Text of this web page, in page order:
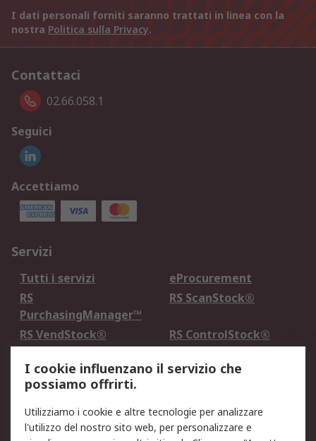
I dati personali forniti saranno trattati in linea con la
nostra Politica sulla Privacy.
Contattaci
02.66.058.1
Seguici
Accettiamo
Servizi
Tutti i servizi
eProcurement
RS
PurchasingManager™
RS ScanStock®
RS VendStock®
RS ControlStock®
Legale
Informativa Cookie
Informativa Privacy -
Aggiornata
I cookie influenzano il servizio che
possiamo offrirti.
Utilizziamo i cookie e altre tecnologie per analizzare
l'utilizzo del nostro sito web, per personalizzare e